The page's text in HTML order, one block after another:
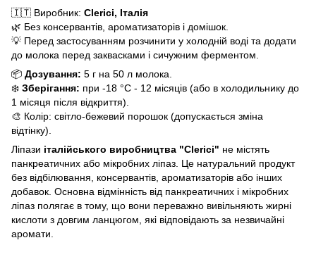
🇮🇹 Виробник: Clerici, Італія
🌿 Без консервантів, ароматизаторів і домішок.
💡 Перед застосуванням розчинити у холодній воді та додати
до молока перед заквасками і сичужним ферментом.
📦 Дозування: 5 г на 50 л молока.
❄️ Зберігання: при -18 °C - 12 місяців (або в холодильнику до
1 місяця після відкриття).
🎨 Колір: світло-бежевий порошок (допускається зміна
відтінку).
Ліпази італійського виробництва "Clerici" не містять
панкреатичних або мікробних ліпаз. Це натуральний продукт
без відбілювання, консервантів, ароматизаторів або інших
добавок. Основна відмінність від панкреатичних і мікробних
ліпаз полягає в тому, що вони переважно вивільняють жирні
кислоти з довгим ланцюгом, які відповідають за незвичайні
аромати.